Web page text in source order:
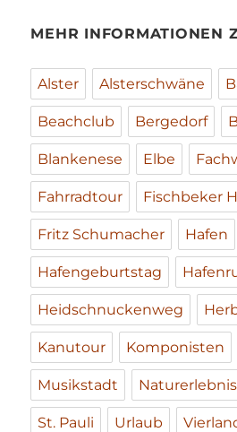
MEHR INFORMATIONEN
Alster Alsterschwäne
Beachclub Bergedorf
Blankenese Elbe
Fahrradtour Fischbeker
Fritz Schumacher Hafen
Hafengeburtstag
Heidschnuckenweg
Kanutour Komponisten
Musikstadt Naturerlebnis
St. Pauli Urlaub